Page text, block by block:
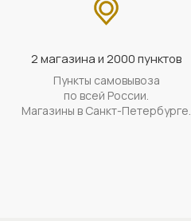
2 магазина и 2000 пунктов
Пункты самовывоза
по всей России.
Магазины в Санкт-Петербурге.